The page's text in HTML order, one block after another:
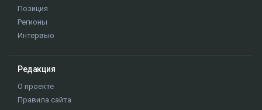
Позиция
Регионы
Интервью
Редакция
О проекте
Правила сайта